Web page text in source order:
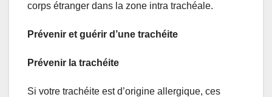
corps étranger dans la zone intra trachéale.
Prévenir et guérir d’une trachéite
Prévenir la trachéite
Si votre trachéite est d’origine allergique, ces